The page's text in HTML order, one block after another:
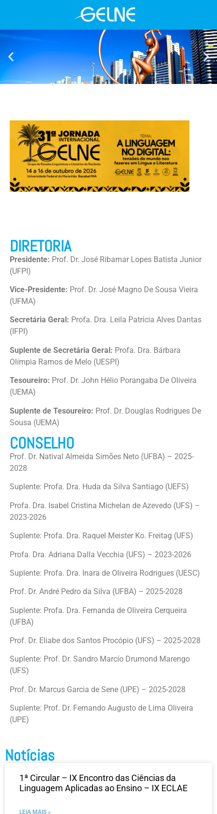
DIRETORIA
Presidente: Prof. Dr. José Ribamar Lopes Batista Junior
(UFPI)
Vice-Presidente: Prof. Dr. José Magno De Sousa Vieira
(UFMA)
Secretária Geral: Profa. Dra. Leila Patrícia Alves Dantas
(IFPI)
Suplente de Secretária Geral: Profa. Dra. Bárbara
Olímpia Ramos de Melo (UESPI)
Tesoureiro: Prof. Dr. John Hélio Porangaba De Oliveira
(UEMA)
Suplente de Tesoureiro: Prof. Dr. Douglas Rodrigues De
Sousa (UEMA)
CONSELHO
Prof. Dr. Natival Almeida Simões Neto (UFBA) – 2025-
2028
Suplente: Profa. Dra. Huda da Silva Santiago (UEFS)
Profa. Dra. Isabel Cristina Michelan de Azevedo (UFS) –
2023-2026
Suplente: Profa. Dra. Raquel Meister Ko. Freitag (UFS)
Profa. Dra. Adriana Dalla Vecchia (UFS) – 2023-2026
Suplente: Profa. Dra. Inara de Oliveira Rodrigues (UESC)
Prof. Dr. André Pedro da Silva (UFBA) – 2025-2028
Suplente: Profa. Dra. Fernanda de Oliveira Cerqueira
(UFBA)
Prof. Dr. Eliabe dos Santos Procópio (UFS) – 2025-2028
Suplente: Prof. Dr. Sandro Marcío Drumond Marengo
(UFS)
Prof. Dr. Marcus Garcia de Sene (UPE) – 2025-2028
Suplente: Prof. Dr. Fernando Augusto de Lima Oliveira
(UPE)
Notícias
1ª Circular – IX Encontro das Ciências da
Linguagem Aplicadas ao Ensino – IX ECLAE
LEIA MAIS »